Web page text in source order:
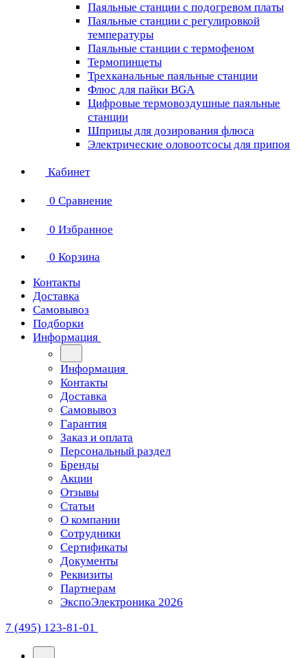
Паяльные станции с подогревом платы
Паяльные станции с регулировкой
температуры
Паяльные станции с термофеном
Термопинцеты
Трехканальные паяльные станции
Флюс для пайки BGA
Цифровые термовоздушные паяльные
станции
Шприцы для дозирования флюса
Электрические оловоотсосы для припоя
Кабинет
0 Сравнение
0 Избранное
0 Корзина
Контакты
Доставка
Самовывоз
Подборки
Информация
Информация
Контакты
Доставка
Самовывоз
Гарантия
Заказ и оплата
Персональный раздел
Бренды
Акции
Отзывы
Статьи
О компании
Сотрудники
Сертификаты
Документы
Реквизиты
Партнерам
ЭкспоЭлектроника 2026
7 (495) 123-81-01